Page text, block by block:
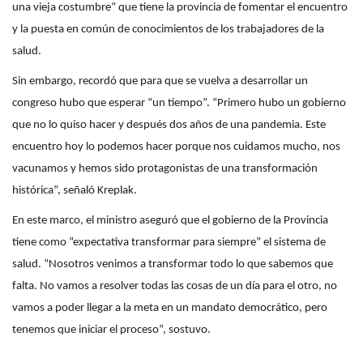
una vieja costumbre” que tiene la provincia de fomentar el encuentro
y la puesta en común de conocimientos de los trabajadores de la
salud.
Sin embargo, recordó que para que se vuelva a desarrollar un
congreso hubo que esperar “un tiempo”. “Primero hubo un gobierno
que no lo quiso hacer y después dos años de una pandemia. Este
encuentro hoy lo podemos hacer porque nos cuidamos mucho, nos
vacunamos y hemos sido protagonistas de una transformación
histórica”, señaló Kreplak.
En este marco, el ministro aseguró que el gobierno de la Provincia
tiene como “expectativa transformar para siempre” el sistema de
salud. “Nosotros venimos a transformar todo lo que sabemos que
falta. No vamos a resolver todas las cosas de un día para el otro, no
vamos a poder llegar a la meta en un mandato democrático, pero
tenemos que iniciar el proceso”, sostuvo.